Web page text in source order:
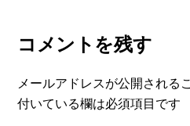
コメントを残す
メールアドレスが公開される
付いている欄は必須項目です